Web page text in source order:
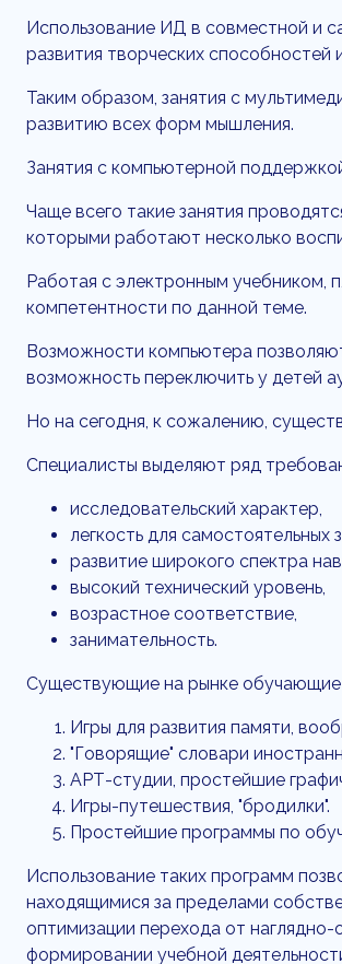
Использование ИД в совместной и
развития творческих способностей
Таким образом, занятия с
развитию всех форм мышления.
Занятия с компьютерной
Чаще всего такие занятия
которыми работают несколько
Работая с электронным учебником,
компетентности по данной теме.
Возможности компьютера
возможность переключить у детей
Но на сегодня, к сожалению,
Специалисты выделяют ряд
исследовательский характер,
легкость для самостоятельных
развитие широкого спектра
высокий технический уровень,
возрастное соответствие,
занимательность.
Существующие на рынке обучающие
Игры для развития памяти,
"Говорящие" словари
АРТ-студии, простейшие
Игры-путешествия, "бродилки".
Простейшие программы по
Использование таких программ
находящимися за пределами
оптимизации перехода от
формировании учебной